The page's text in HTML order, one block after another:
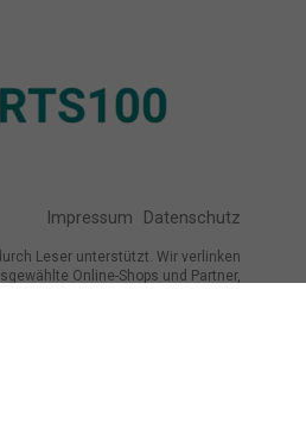
Impressum Datenschutz
Leser unterstützt. Wir verlinken
Online-Shops und Partner,